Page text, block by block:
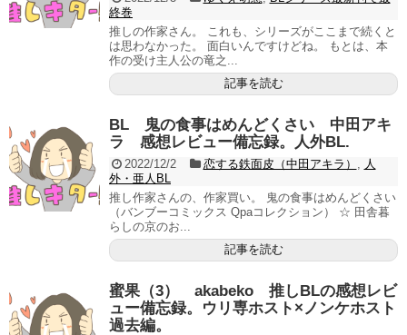
終巻
推しの作家さん。 これも、シリーズがここまで続くと
は思わなかった。 面白いんですけどね。 もとは、本
作の受け主人公の竜之...
記事を読む
BL 鬼の食事はめんどくさい 中田アキ
ラ 感想レビュー備忘録。人外BL.
2022/12/2 恋する鉄面皮（中田アキラ）
人
外・亜人BL
推し作家さんの、作家買い。 鬼の食事はめんどくさい
（バンブーコミックス Qpaコレクション） ☆ 田舎暮
らしの京のお...
記事を読む
蜜果（3） akabeko 推しBLの感想レビ
ュー備忘録。ウリ専ホスト×ノンケホスト
過去編。